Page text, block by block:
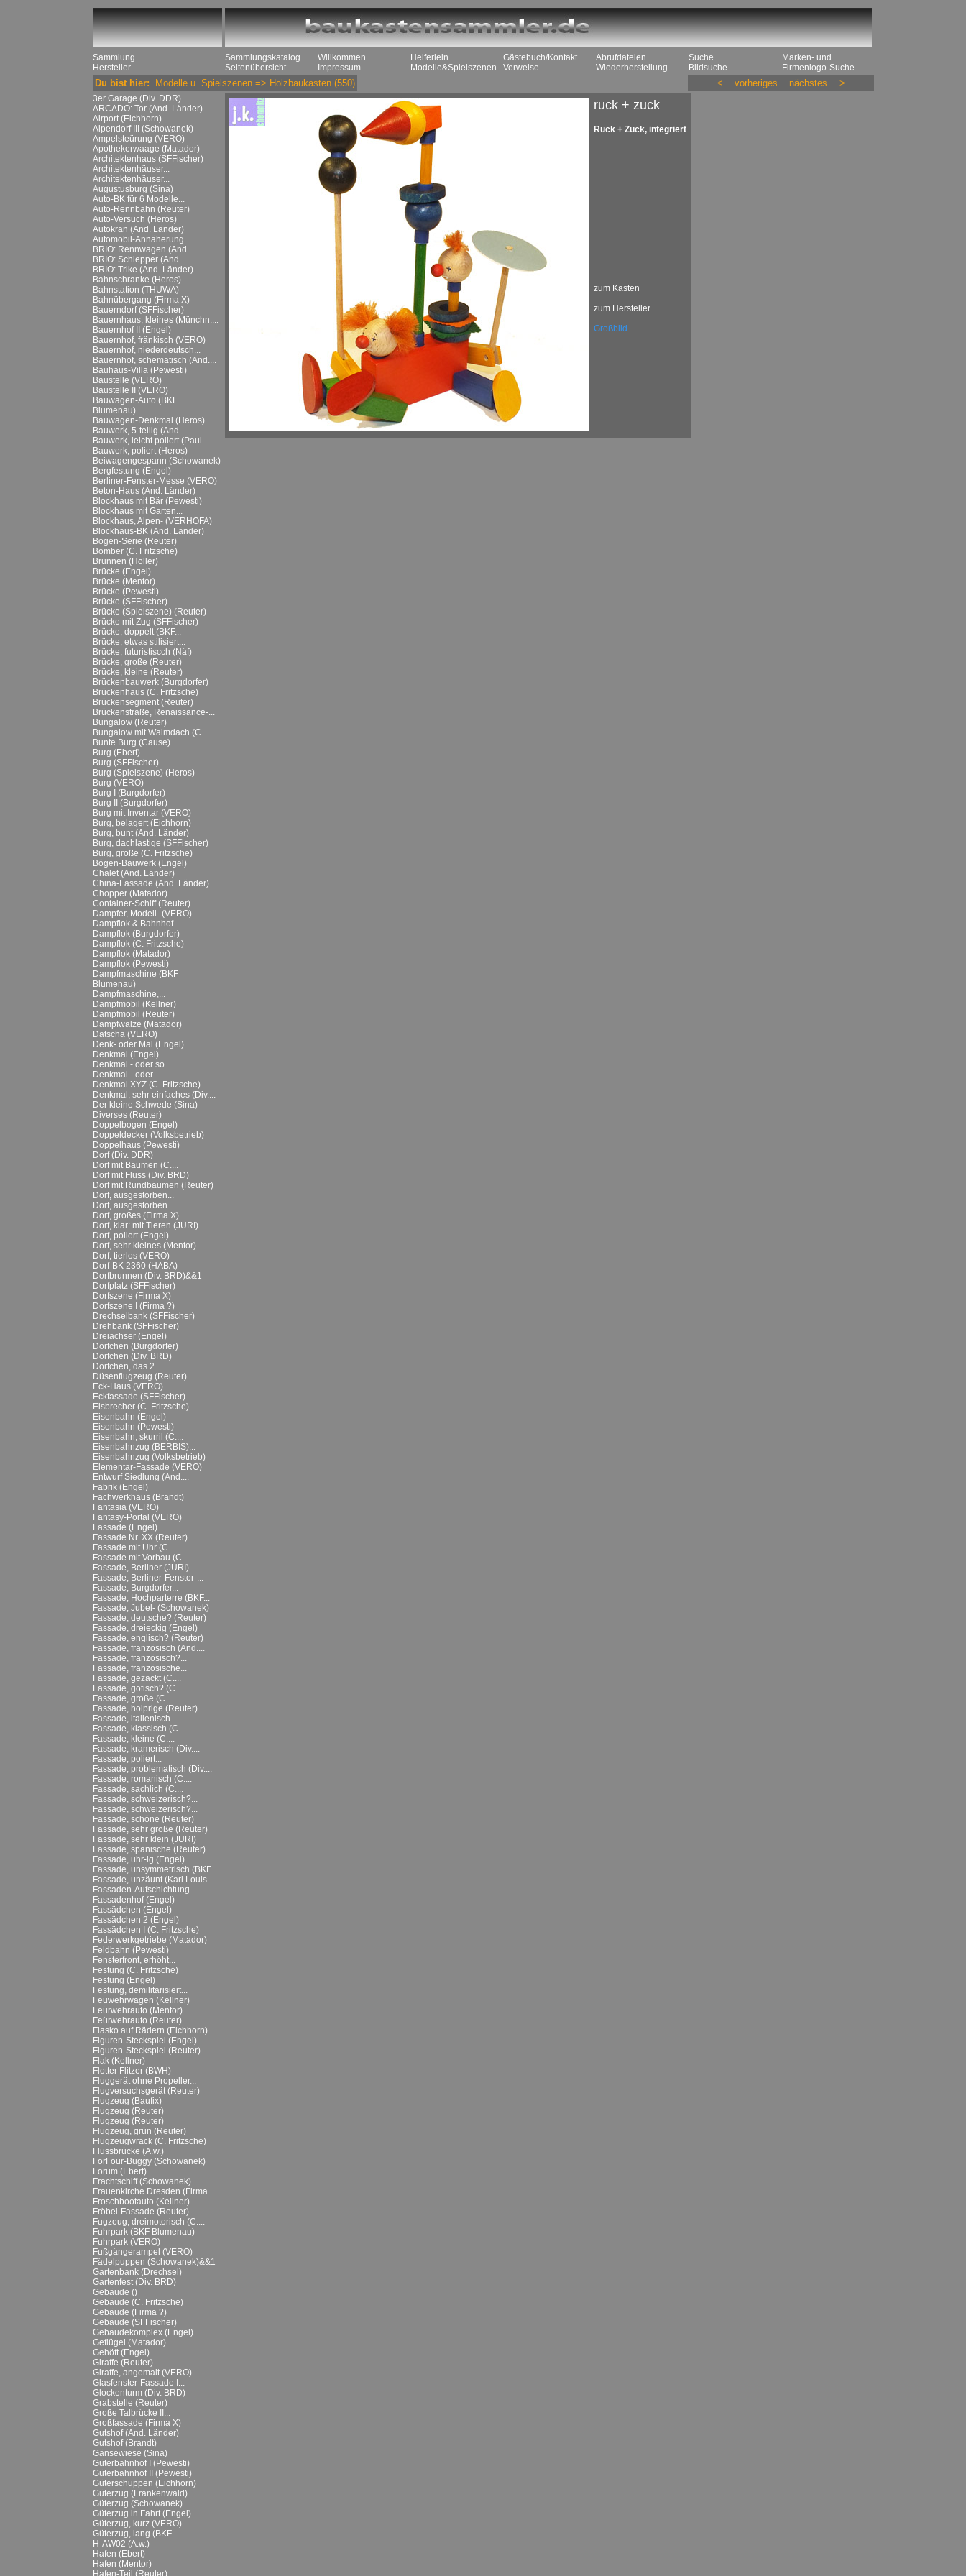
Sammlung
Hersteller
Sammlungskatalog
Seitenübersicht
Willkommen
Impressum
Helferlein
Modelle&Spielszenen
Gästebuch/Kontakt
Verweise
Abrufdateien
Wiederherstellung
Suche
Bildsuche
Marken- und
Firmenlogo-Suche
Du bist hier: Modelle u. Spielszenen => Holzbaukasten (550) < vorheriges nächstes >
3er Garage (Div. DDR)
ARCADO: Tor (And. Länder)
Airport (Eichhorn)
Alpendorf III (Schowanek)
Ampelsteürung (VERO)
Apothekerwaage (Matador)
Architektenhaus (SFFischer)
Architektenhäuser...
Architektenhäuser...
Augustusburg (Sina)
Auto-BK für 6 Modelle...
Auto-Rennbahn (Reuter)
Auto-Versuch (Heros)
Autokran (And. Länder)
Automobil-Annäherung...
BRIO: Rennwagen (And....
BRIO: Schlepper (And....
BRIO: Trike (And. Länder)
Bahnschranke (Heros)
Bahnstation (THUWA)
Bahnübergang (Firma X)
Bauerndorf (SFFischer)
Bauernhaus, kleines (Münchn....
Bauernhof II (Engel)
Bauernhof, fränkisch (VERO)
Bauernhof, niederdeutsch...
Bauernhof, schematisch (And....
Bauhaus-Villa (Pewesti)
Baustelle (VERO)
Baustelle II (VERO)
Bauwagen-Auto (BKF
Blumenau)
Bauwagen-Denkmal (Heros)
Bauwerk, 5-teilig (And....
Bauwerk, leicht poliert (Paul...
Bauwerk, poliert (Heros)
Beiwagengespann (Schowanek)
Bergfestung (Engel)
Berliner-Fenster-Messe (VERO)
Beton-Haus (And. Länder)
Blockhaus mit Bär (Pewesti)
Blockhaus mit Garten...
Blockhaus, Alpen- (VERHOFA)
Blockhaus-BK (And. Länder)
Bogen-Serie (Reuter)
Bomber (C. Fritzsche)
Brunnen (Holler)
Brücke (Engel)
Brücke (Mentor)
Brücke (Pewesti)
Brücke (SFFischer)
Brücke (Spielszene) (Reuter)
Brücke mit Zug (SFFischer)
Brücke, doppelt (BKF...
Brücke, etwas stilisiert...
Brücke, futuristiscch (Näf)
Brücke, große (Reuter)
Brücke, kleine (Reuter)
Brückenbauwerk (Burgdorfer)
Brückenhaus (C. Fritzsche)
Brückensegment (Reuter)
Brückenstraße, Renaissance-...
Bungalow (Reuter)
Bungalow mit Walmdach (C....
Bunte Burg (Cause)
Burg (Ebert)
Burg (SFFischer)
Burg (Spielszene) (Heros)
Burg (VERO)
Burg I (Burgdorfer)
Burg II (Burgdorfer)
Burg mit Inventar (VERO)
Burg, belagert (Eichhorn)
Burg, bunt (And. Länder)
Burg, dachlastige (SFFischer)
Burg, große (C. Fritzsche)
Bögen-Bauwerk (Engel)
Chalet (And. Länder)
China-Fassade (And. Länder)
Chopper (Matador)
Container-Schiff (Reuter)
Dampfer, Modell- (VERO)
Dampflok & Bahnhof...
Dampflok (Burgdorfer)
Dampflok (C. Fritzsche)
Dampflok (Matador)
Dampflok (Pewesti)
Dampfmaschine (BKF
Blumenau)
Dampfmaschine,...
Dampfmobil (Kellner)
Dampfmobil (Reuter)
Dampfwalze (Matador)
Datscha (VERO)
Denk- oder Mal (Engel)
Denkmal (Engel)
Denkmal - oder so...
Denkmal - oder......
Denkmal XYZ (C. Fritzsche)
Denkmal, sehr einfaches (Div....
Der kleine Schwede (Sina)
Diverses (Reuter)
Doppelbogen (Engel)
Doppeldecker (Volksbetrieb)
Doppelhaus (Pewesti)
Dorf (Div. DDR)
Dorf mit Bäumen (C....
Dorf mit Fluss (Div. BRD)
Dorf mit Rundbäumen (Reuter)
Dorf, ausgestorben...
Dorf, ausgestorben...
Dorf, großes (Firma X)
Dorf, klar: mit Tieren (JURI)
Dorf, poliert (Engel)
Dorf, sehr kleines (Mentor)
Dorf, tierlos (VERO)
Dorf-BK 2360 (HABA)
Dorfbrunnen (Div. BRD)&&1
Dorfplatz (SFFischer)
Dorfszene (Firma X)
Dorfszene I (Firma ?)
Drechselbank (SFFischer)
Drehbank (SFFischer)
Dreiachser (Engel)
Dörfchen (Burgdorfer)
Dörfchen (Div. BRD)
Dörfchen, das 2....
Düsenflugzeug (Reuter)
Eck-Haus (VERO)
Eckfassade (SFFischer)
Eisbrecher (C. Fritzsche)
Eisenbahn (Engel)
Eisenbahn (Pewesti)
Eisenbahn, skurril (C....
Eisenbahnzug (BERBIS)...
Eisenbahnzug (Volksbetrieb)
Elementar-Fassade (VERO)
Entwurf Siedlung (And....
Fabrik (Engel)
Fachwerkhaus (Brandt)
Fantasia (VERO)
Fantasy-Portal (VERO)
Fassade (Engel)
Fassade Nr. XX (Reuter)
Fassade mit Uhr (C....
Fassade mit Vorbau (C....
Fassade, Berliner (JURI)
Fassade, Berliner-Fenster-...
Fassade, Burgdorfer...
Fassade, Hochparterre (BKF...
Fassade, Jubel- (Schowanek)
Fassade, deutsche? (Reuter)
Fassade, dreieckig (Engel)
Fassade, englisch? (Reuter)
Fassade, französisch (And....
Fassade, französisch?...
Fassade, französische...
Fassade, gezackt (C....
Fassade, gotisch? (C....
Fassade, große (C....
Fassade, holprige (Reuter)
Fassade, italienisch -...
Fassade, klassisch (C....
Fassade, kleine (C....
Fassade, kramerisch (Div....
Fassade, poliert...
Fassade, problematisch (Div....
Fassade, romanisch (C....
Fassade, sachlich (C....
Fassade, schweizerisch?...
Fassade, schweizerisch?...
Fassade, schöne (Reuter)
Fassade, sehr große (Reuter)
Fassade, sehr klein (JURI)
Fassade, spanische (Reuter)
Fassade, uhr-ig (Engel)
Fassade, unsymmetrisch (BKF...
Fassade, unzäunt (Karl Louis...
Fassaden-Aufschichtung...
Fassadenhof (Engel)
Fassädchen (Engel)
Fassädchen 2 (Engel)
Fassädchen I (C. Fritzsche)
Federwerkgetriebe (Matador)
Feldbahn (Pewesti)
Fensterfront, erhöht...
Festung (C. Fritzsche)
Festung (Engel)
Festung, demilitarisiert...
Feuwehrwagen (Kellner)
Feürwehrauto (Mentor)
Feürwehrauto (Reuter)
Fiasko auf Rädern (Eichhorn)
Figuren-Steckspiel (Engel)
Figuren-Steckspiel (Reuter)
Flak (Kellner)
Flotter Flitzer (BWH)
Fluggerät ohne Propeller...
Flugversuchsgerät (Reuter)
Flugzeug (Baufix)
Flugzeug (Reuter)
Flugzeug (Reuter)
Flugzeug, grün (Reuter)
Flugzeugwrack (C. Fritzsche)
Flussbrücke (A.w.)
ForFour-Buggy (Schowanek)
Forum (Ebert)
Frachtschiff (Schowanek)
Frauenkirche Dresden (Firma...
Froschbootauto (Kellner)
Fröbel-Fassade (Reuter)
Fugzeug, dreimotorisch (C....
Fuhrpark (BKF Blumenau)
Fuhrpark (VERO)
Fußgängerampel (VERO)
Fädelpuppen (Schowanek)&&1
Gartenbank (Drechsel)
Gartenfest (Div. BRD)
Gebäude ()
Gebäude (C. Fritzsche)
Gebäude (Firma ?)
Gebäude (SFFischer)
Gebäudekomplex (Engel)
Geflügel (Matador)
Gehöft (Engel)
Giraffe (Reuter)
Giraffe, angemalt (VERO)
Glasfenster-Fassade I...
Glockenturm (Div. BRD)
Grabstelle (Reuter)
Große Talbrücke II...
Großfassade (Firma X)
Gutshof (And. Länder)
Gutshof (Brandt)
Gänsewiese (Sina)
Güterbahnhof I (Pewesti)
Güterbahnhof II (Pewesti)
Güterschuppen (Eichhorn)
Güterzug (Frankenwald)
Güterzug (Schowanek)
Güterzug in Fahrt (Engel)
Güterzug, kurz (VERO)
Güterzug, lang (BKF...
H-AW02 (A.w.)
Hafen (Ebert)
Hafen (Mentor)
Hafen-Teil (Reuter)
ruck + zuck
Ruck + Zuck, integriert
zum Kasten
zum Hersteller
Großbild